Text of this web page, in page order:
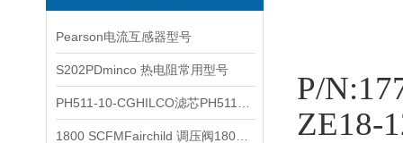
Pearson电流互感器型号
S202PDminco 热电阻常用型号
P/
ZE18-